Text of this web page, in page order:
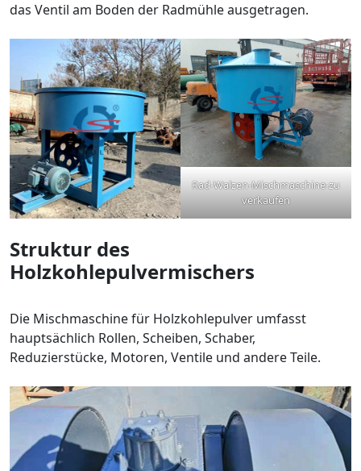
das Ventil am Boden der Radmühle ausgetragen.
Rad-Walzen-Mischmaschine-zu
verkaufen
Struktur des
Holzkohlepulvermischers
Die Mischmaschine für Holzkohlepulver umfasst
hauptsächlich Rollen, Scheiben, Schaber,
Reduzierstücke, Motoren, Ventile und andere Teile.